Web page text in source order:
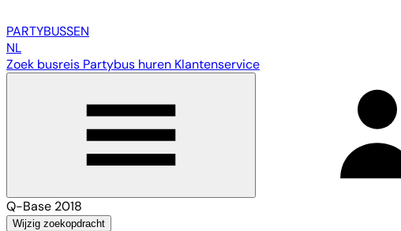
PARTYBUSSEN
NL
Zoek busreis Partybus huren Klantenservice
Q-Base 2018
Wijzig zoekopdracht